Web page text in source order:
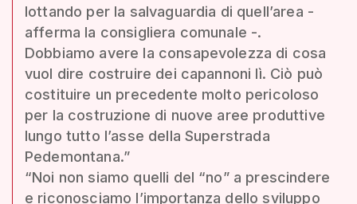
lottando per la salvaguardia di quell’area -
afferma la consigliera comunale -.
Dobbiamo avere la consapevolezza di cosa
vuol dire costruire dei capannoni lì. Ciò può
costituire un precedente molto pericoloso
per la costruzione di nuove aree produttive
lungo tutto l’asse della Superstrada
Pedemontana.”
“Noi non siamo quelli del “no” a prescindere
e riconosciamo l’importanza dello sviluppo